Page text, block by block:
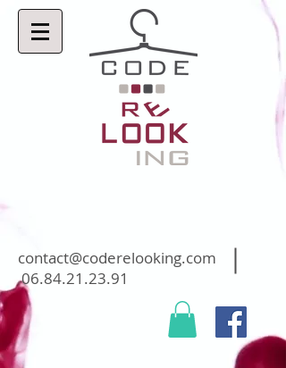
contact@coderelooking.com
06.84.21.23.91